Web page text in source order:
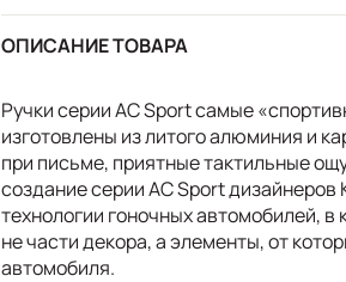
ОПИСАНИЕ ТОВАРА
Ручки серии AC Sport самые
изготовлены из литого алюминия и
при письме, приятные тактильные
создание серии AC Sport
технологии гоночных автомобилей,
не части декора, а элементы, от
автомобиля.